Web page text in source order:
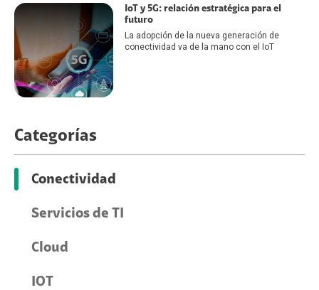
IoT y 5G: relación estratégica para el
futuro
La adopción de la nueva generación de
conectividad va de la mano con el IoT
Categorías
Conectividad
Servicios de TI
Cloud
IOT